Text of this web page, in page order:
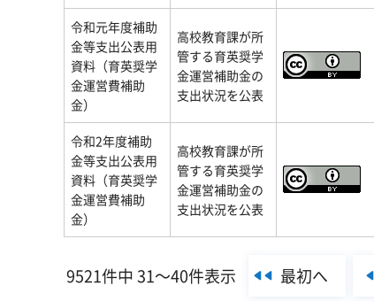
令和元年度補助
金等支出公表用
資料（育英奨学
金運営費補助
金）
高校教育課が所
管する育英奨学
金運営補助金の
支出状況を公表
令和2年度補助
金等支出公表用
資料（育英奨学
金運営費補助
金）
高校教育課が所
管する育英奨学
金運営補助金の
支出状況を公表
9521件中 31～40件表示 最初へ